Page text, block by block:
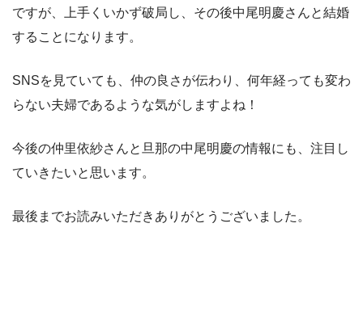
ですが、上手くいかず破局し、その後中尾明慶さんと結婚
することになります。
SNSを見ていても、仲の良さが伝わり、何年経っても変わ
らない夫婦であるような気がしますよね！
今後の仲里依紗さんと旦那の中尾明慶の情報にも、注目し
ていきたいと思います。
最後までお読みいただきありがとうございました。